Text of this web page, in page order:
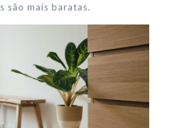
são mais baratas.